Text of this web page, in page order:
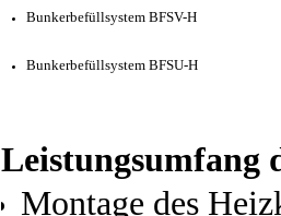
Bunkerbefüllsystem BFSV-H
Bunkerbefüllsystem BFSU-H
Leistungsumfang
Montage des